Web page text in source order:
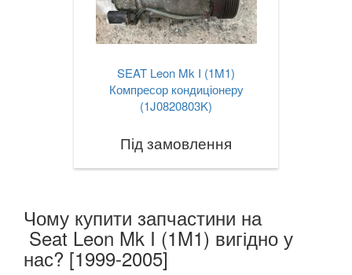
SEAT Leon Mk I (1M1)
Компресор кондиціонеру
(1J0820803K)
Під замовлення
Чому купити запчастини на
Seat Leon Mk I (1M1) вигідно у
нас? [1999-2005]